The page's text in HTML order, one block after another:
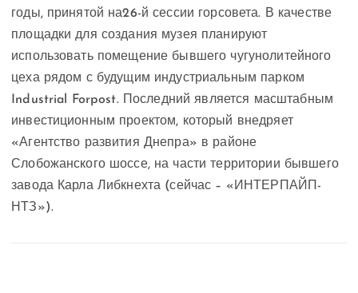
годы, принятой на26-й сессии горсовета. В качестве
площадки для создания музея планируют
использовать помещение бывшего чугунолитейного
цеха рядом с будущим индустриальным парком
Industrial Forpost. Последний является масштабным
инвестиционным проектом, который внедряет
«Агентство развития Днепра» в районе
Слобожанского шоссе, на части территории бывшего
завода Карла Либкнехта (сейчас – «ИНТЕРПАЙП-
НТЗ»).